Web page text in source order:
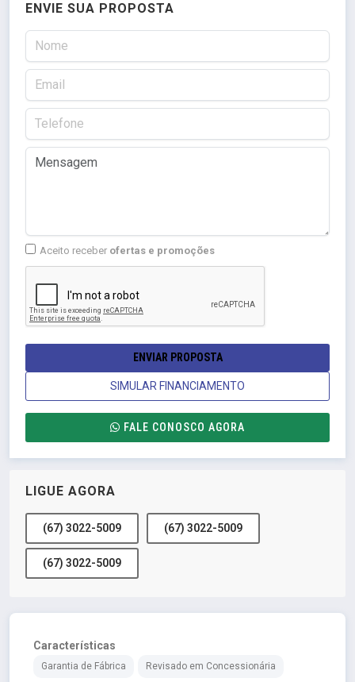
ENVIE SUA PROPOSTA
Aceito receber ofertas e promoções
ENVIAR PROPOSTA
SIMULAR FINANCIAMENTO
FALE CONOSCO AGORA
LIGUE AGORA
(67) 3022-5009 (67) 3022-5009
(67) 3022-5009
Características
Garantia de Fábrica Revisado em Concessionária